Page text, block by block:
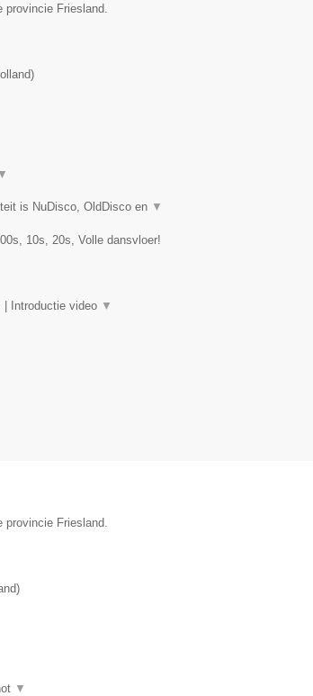
provincie Friesland.
)
▼
is NuDisco, OldDisco en ▼
10s, 20s, Volle dansvloer!
Introductie video ▼
provincie Friesland.
)
▼